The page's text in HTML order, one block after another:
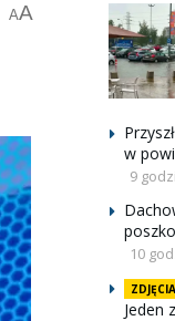
AA
w
9
10
ZDJĘCIA
Jeden